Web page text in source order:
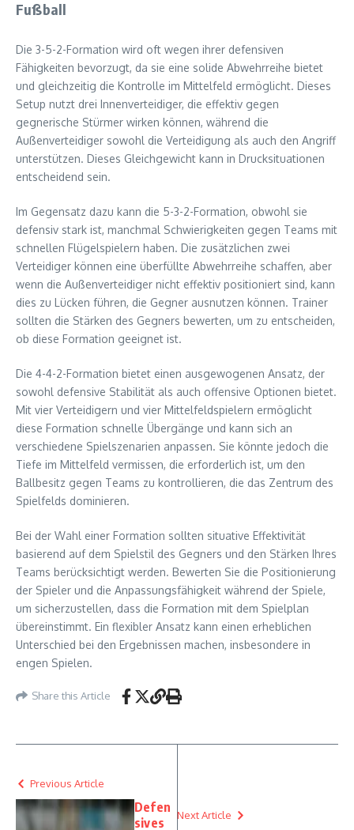
Fußball
Die 3-5-2-Formation wird oft wegen ihrer defensiven
Fähigkeiten bevorzugt, da sie eine solide Abwehrreihe bietet
und gleichzeitig die Kontrolle im Mittelfeld ermöglicht. Dieses
Setup nutzt drei Innenverteidiger, die effektiv gegen
gegnerische Stürmer wirken können, während die
Außenverteidiger sowohl die Verteidigung als auch den Angriff
unterstützen. Dieses Gleichgewicht kann in Drucksituationen
entscheidend sein.
Im Gegensatz dazu kann die 5-3-2-Formation, obwohl sie
defensiv stark ist, manchmal Schwierigkeiten gegen Teams mit
schnellen Flügelspielern haben. Die zusätzlichen zwei
Verteidiger können eine überfüllte Abwehrreihe schaffen, aber
wenn die Außenverteidiger nicht effektiv positioniert sind, kann
dies zu Lücken führen, die Gegner ausnutzen können. Trainer
sollten die Stärken des Gegners bewerten, um zu entscheiden,
ob diese Formation geeignet ist.
Die 4-4-2-Formation bietet einen ausgewogenen Ansatz, der
sowohl defensive Stabilität als auch offensive Optionen bietet.
Mit vier Verteidigern und vier Mittelfeldspielern ermöglicht
diese Formation schnelle Übergänge und kann sich an
verschiedene Spielszenarien anpassen. Sie könnte jedoch die
Tiefe im Mittelfeld vermissen, die erforderlich ist, um den
Ballbesitz gegen Teams zu kontrollieren, die das Zentrum des
Spielfelds dominieren.
Bei der Wahl einer Formation sollten situative Effektivität
basierend auf dem Spielstil des Gegners und den Stärken Ihres
Teams berücksichtigt werden. Bewerten Sie die Positionierung
der Spieler und die Anpassungsfähigkeit während der Spiele,
um sicherzustellen, dass die Formation mit dem Spielplan
übereinstimmt. Ein flexibler Ansatz kann einen erheblichen
Unterschied bei den Ergebnissen machen, insbesondere in
engen Spielen.
Share this Article
Previous Article
Defen
sives
Next Article